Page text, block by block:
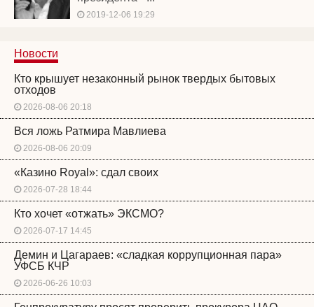
2019-12-06 19:29
Новости
Кто крышует незаконный рынок твердых бытовых
отходов
2026-08-06 20:18
Вся ложь Ратмира Мавлиева
2026-08-06 20:09
«Казино Royal»: сдал своих
2026-07-28 18:44
Кто хочет «отжать» ЭКСМО?
2026-07-17 14:45
Демин и Цагараев: «сладкая коррупционная пара»
УФСБ КЧР
2026-06-26 10:03